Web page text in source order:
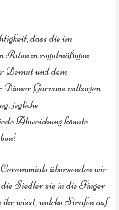
dass die im
Riten in regelmäßigen
Demut und dem
Garvans vollzogen
jegliche
Abweichung könnte
übersenden wir
Siedler sie in die Finger
ihr wisst, welche Strafen auf